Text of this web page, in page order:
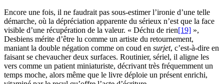
Encore une fois, il ne faudrait pas sous-estimer l’ironie d’une telle
démarche, où la dépréciation apparente du sérieux n’est que la face
visible d’une récupération de la valeur. « Déchu de rien[19] »,
Desbiens mérite d’être lu comme un artiste du retournement,
maniant la double négation comme on coud en surjet, c’est-à-dire en
faisant se chevaucher deux surfaces. Routinier, sériel, il aligne les
vers comme un patient miniaturiste, décrivant très fréquemment un
temps moche, alors même que le livre déploie un présent enrichi,